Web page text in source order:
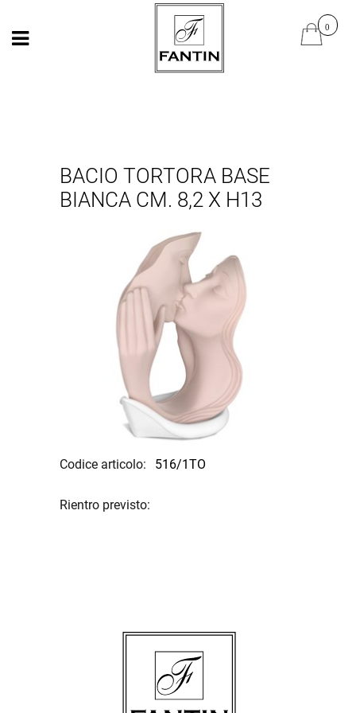
Open Open
BACIO TORTORA BASE
BIANCA CM. 8,2 X H13
Codice articolo: 516/1TO
Rientro previsto: